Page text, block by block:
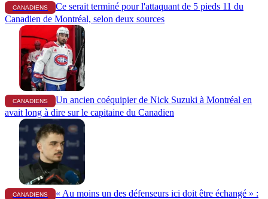
CANADIENS
Ce serait terminé pour l'attaquant de 5 pieds 11 du
Canadien de Montréal, selon deux sources
CANADIENS
Un ancien coéquipier de Nick Suzuki à Montréal en
avait long à dire sur le capitaine du Canadien
CANADIENS
« Au moins un des défenseurs ici doit être échangé » :